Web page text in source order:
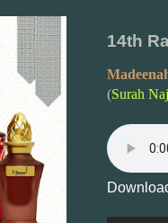
14th
(Surah